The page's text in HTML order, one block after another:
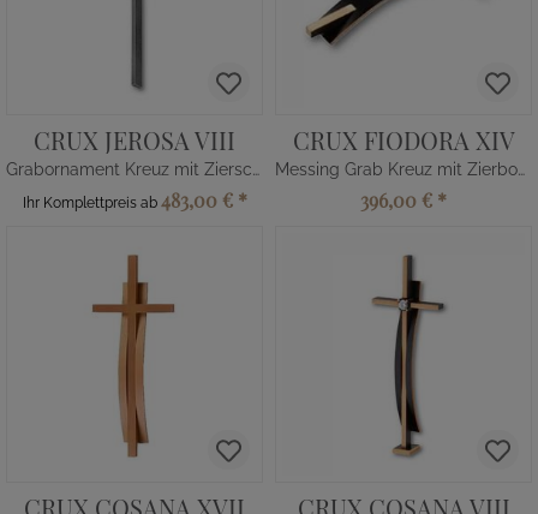
CRUX JEROSA VIII
Grabornament Kreuz mit Zierscheibe
Ihr Komplettpreis ab 483,00 € *
CRUX FIODORA XIV
Messing Grab Kreuz mit Zierbogen
396,00 € *
CRUX COSANA XVII CRUX COSANA VIII